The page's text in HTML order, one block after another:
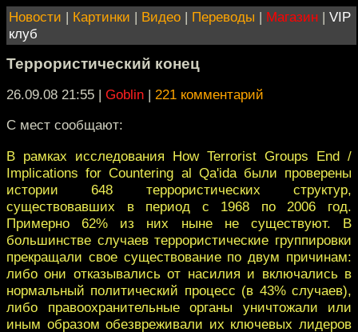
Новости | Картинки | Видео | Переводы | Магазин | VIP
клуб
Террористический конец
26.09.08 21:55 | Goblin | 221 комментарий
С мест сообщают:
В рамках исследования How Terrorist Groups End /
Implications for Countering al Qa'ida были проверены
истории 648 террористических структур,
существовавших в период с 1968 по 2006 год.
Примерно 62% из них ныне не существуют. В
большинстве случаев террористические группировки
прекращали свое существование по двум причинам:
либо они отказывались от насилия и включались в
нормальный политический процесс (в 43% случаев),
либо правоохранительные органы уничтожали или
иным образом обезвреживали их ключевых лидеров